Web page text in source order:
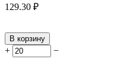
129.30 ₽
В корзину
+ −